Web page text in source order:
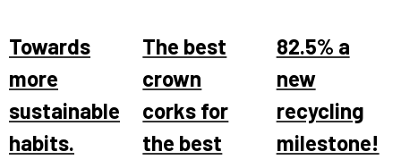
Towards
more
sustainable
habits.
The best
crown
corks for
the best
82.5% a
new
recycling
milestone!